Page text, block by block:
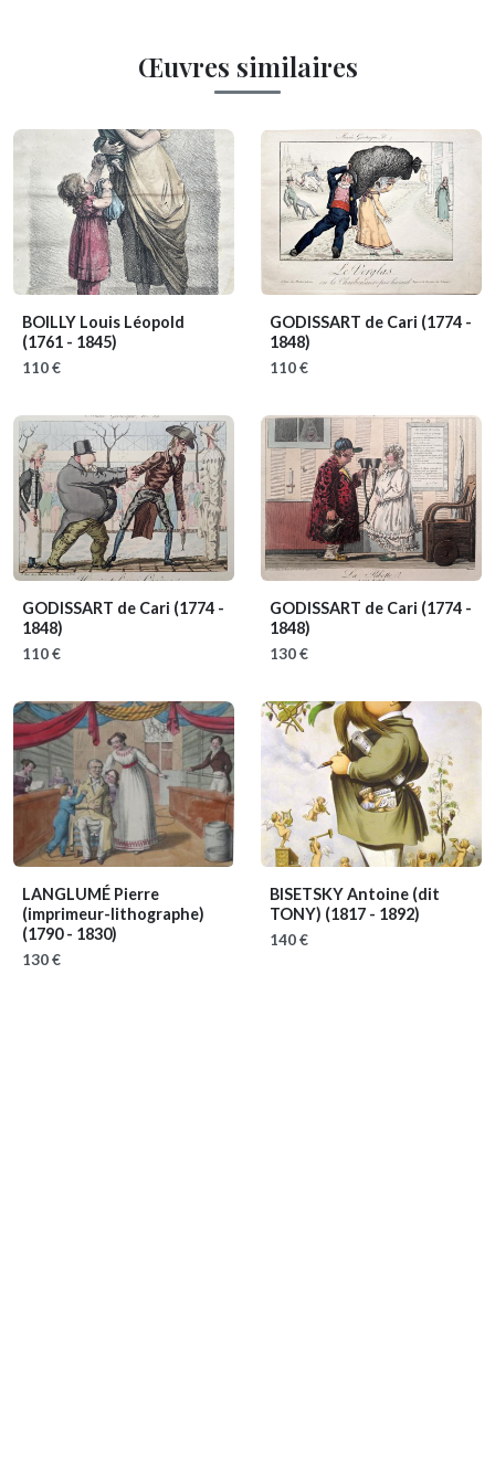
Œuvres similaires
BOILLY Louis Léopold
(1761 - 1845)
110 €
GODISSART de Cari (1774 -
1848)
110 €
GODISSART de Cari (1774 -
1848)
110 €
GODISSART de Cari (1774 -
1848)
130 €
LANGLUMÉ Pierre
(imprimeur-lithographe)
(1790 - 1830)
130 €
BISETSKY Antoine (dit
TONY) (1817 - 1892)
140 €